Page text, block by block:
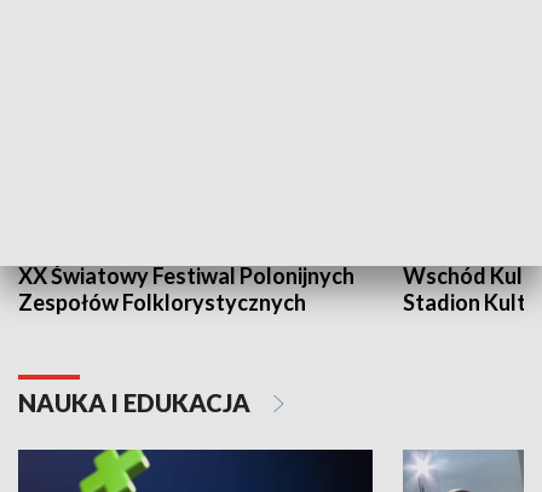
XX Światowy Festiwal Polonijnych
Zespołów Folklorystycznych
Wschód
Stadion
NAUKA I EDUKACJA